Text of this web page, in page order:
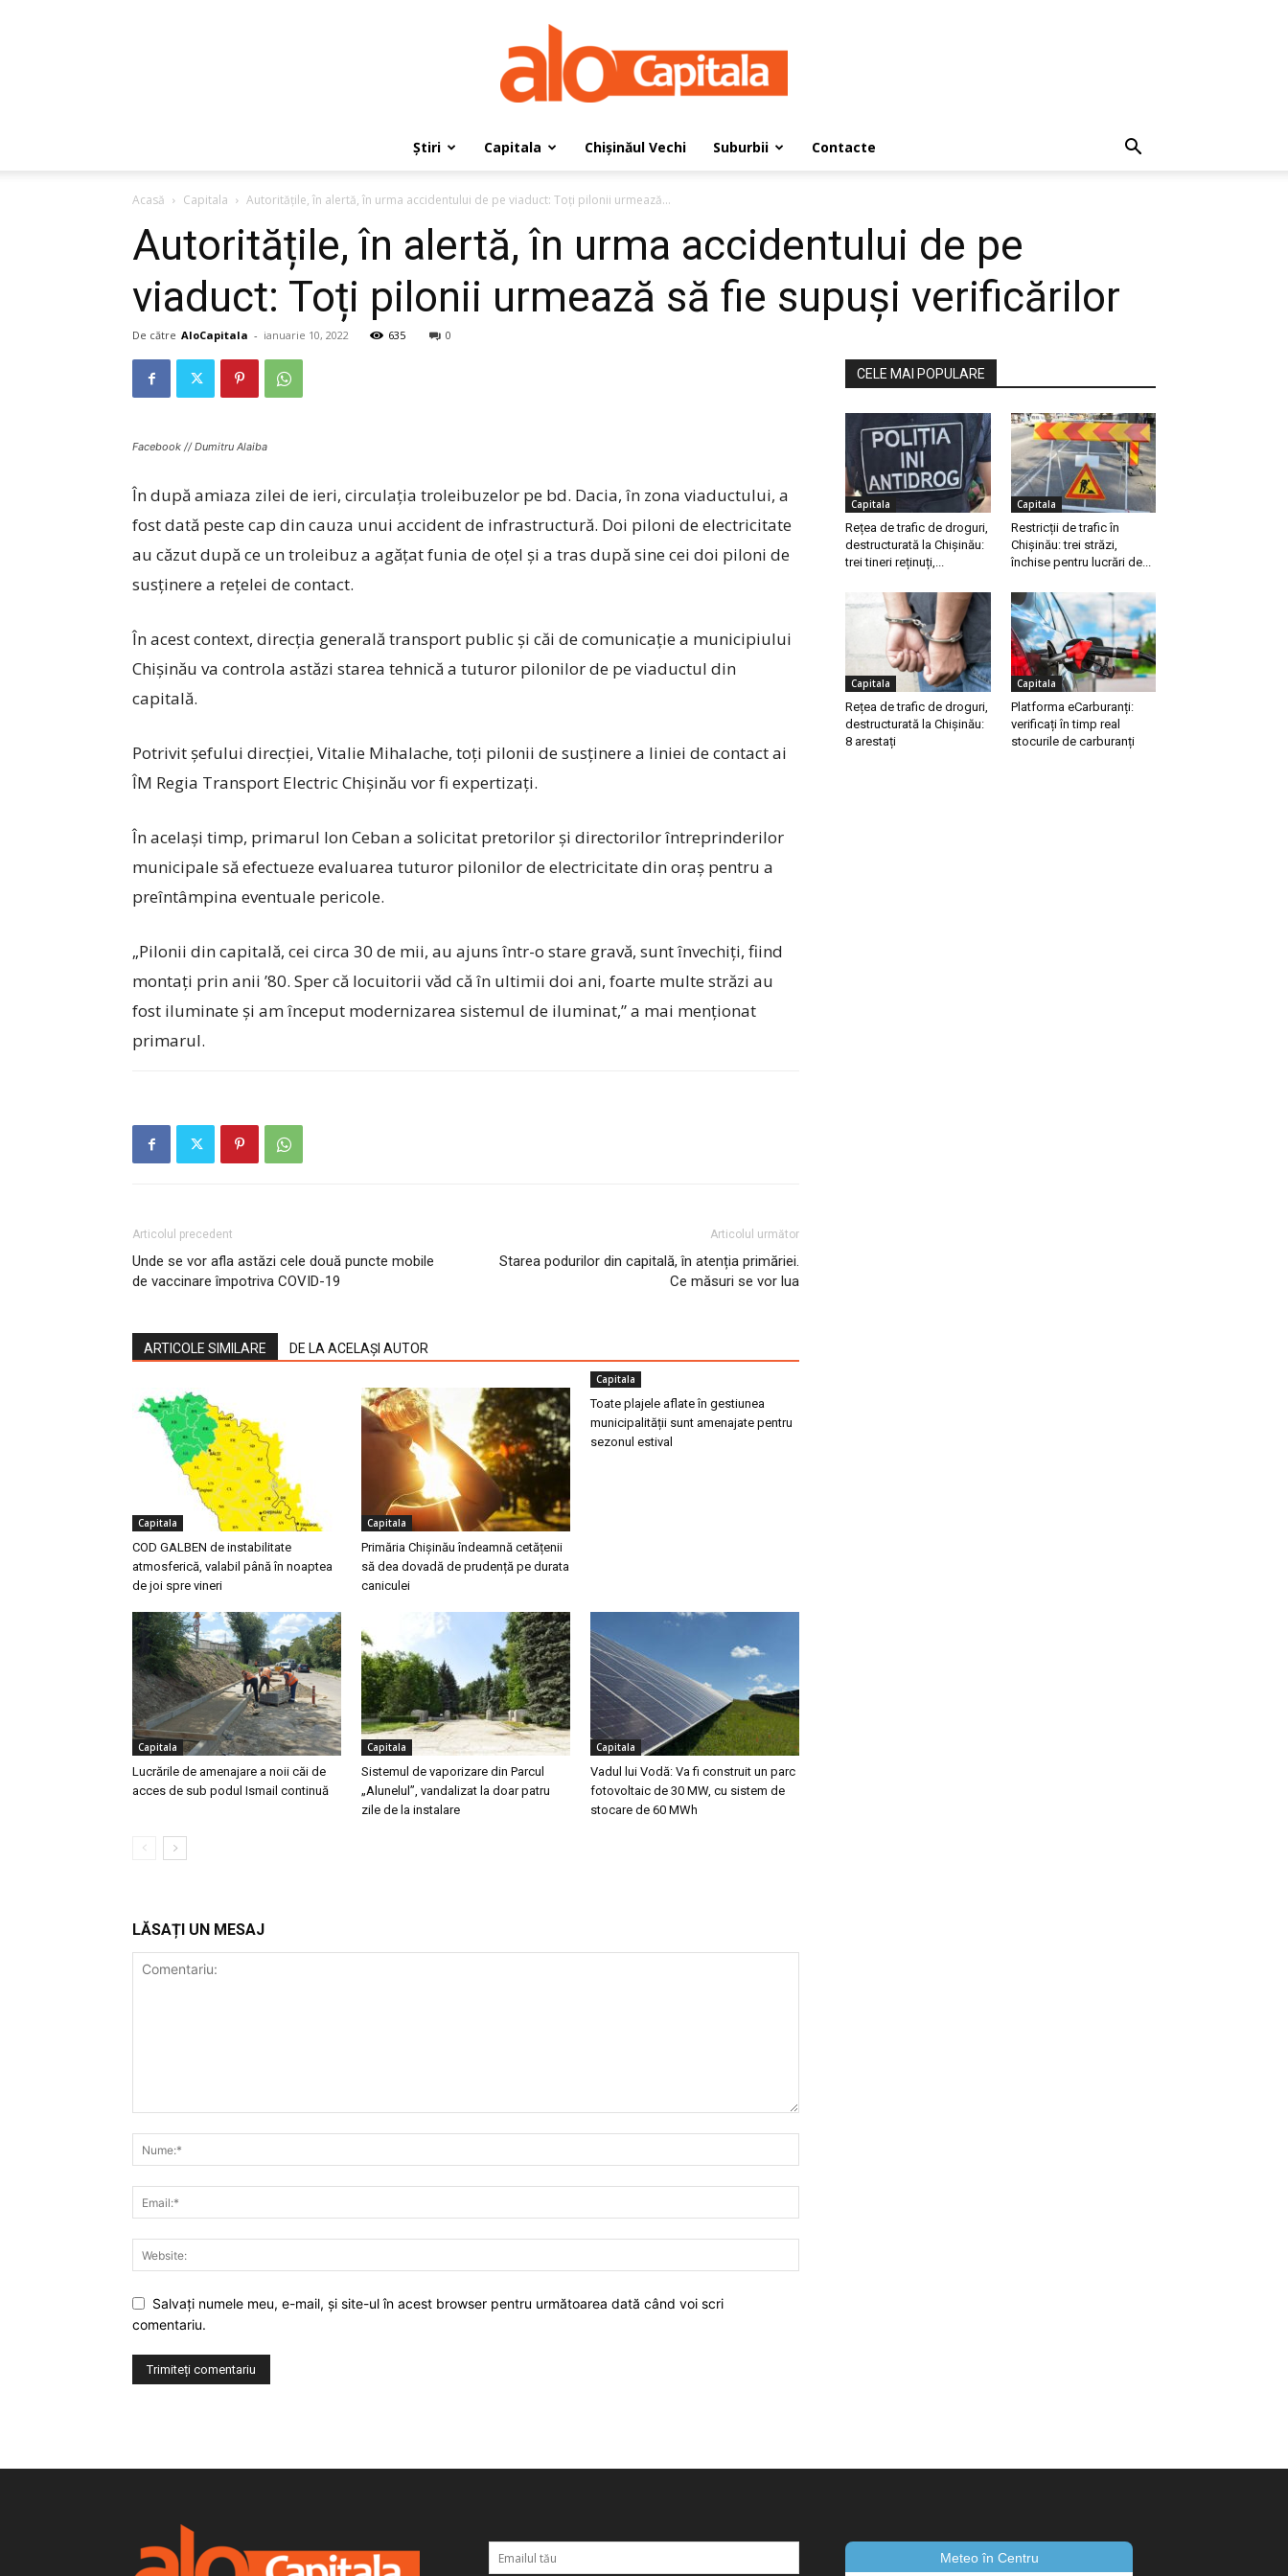
Știri Capitala Chișinăul Vechi Suburbii Contacte
Acasă Capitala Autoritățile, în alertă, în urma accidentului de pe viaduct: Toți pilonii urmează...
Autoritățile, în alertă, în urma accidentului de pe
viaduct: Toți pilonii urmează să fie supuși verificărilor
De către AloCapitala - ianuarie 10, 2022 635 0
Facebook // Dumitru Alaiba
În după amiaza zilei de ieri, circulația troleibuzelor pe bd. Dacia, în zona viaductului, a
fost dată peste cap din cauza unui accident de infrastructură. Doi piloni de electricitate
au căzut după ce un troleibuz a agățat funia de oțel și a tras după sine cei doi piloni de
susținere a rețelei de contact.
În acest context, direcția generală transport public și căi de comunicație a municipiului
Chișinău va controla astăzi starea tehnică a tuturor pilonilor de pe viaductul din
capitală.
Potrivit șefului direcției, Vitalie Mihalache, toți pilonii de susținere a liniei de contact ai
ÎM Regia Transport Electric Chișinău vor fi expertizați.
În același timp, primarul Ion Ceban a solicitat pretorilor și directorilor întreprinderilor
municipale să efectueze evaluarea tuturor pilonilor de electricitate din oraș pentru a
preîntâmpina eventuale pericole.
„Pilonii din capitală, cei circa 30 de mii, au ajuns într-o stare gravă, sunt învechiți, fiind
montați prin anii ’80. Sper că locuitorii văd că în ultimii doi ani, foarte multe străzi au
fost iluminate și am început modernizarea sistemul de iluminat,” a mai menționat
primarul.
Articolul precedent
Unde se vor afla astăzi cele două puncte mobile
de vaccinare împotriva COVID-19
Articolul următor
Starea podurilor din capitală, în atenția primăriei.
Ce măsuri se vor lua
ARTICOLE SIMILARE DE LA ACELAȘI AUTOR
Capitala
COD GALBEN de instabilitate
atmosferică, valabil până în noaptea
de joi spre vineri
Capitala
Primăria Chișinău îndeamnă cetățenii
să dea dovadă de prudență pe durata
caniculei
Capitala
Toate plajele aflate în gestiunea
municipalității sunt amenajate pentru
sezonul estival
Capitala
Lucrările de amenajare a noii căi de
acces de sub podul Ismail continuă
Capitala
Sistemul de vaporizare din Parcul
„Alunelul”, vandalizat la doar patru
zile de la instalare
Capitala
Vadul lui Vodă: Va fi construit un parc
fotovoltaic de 30 MW, cu sistem de
stocare de 60 MWh
LĂSAȚI UN MESAJ
Salvaţi numele meu, e-mail, şi site-ul în acest browser pentru următoarea dată când voi scri
comentariu.
CELE MAI POPULARE
Capitala
Rețea de trafic de droguri,
destructurată la Chișinău:
trei tineri reținuți,...
Capitala
Restricții de trafic în
Chișinău: trei străzi,
închise pentru lucrări de...
Capitala
Rețea de trafic de droguri,
destructurată la Chișinău:
8 arestați
Capitala
Platforma eCarburanți:
verificați în timp real
stocurile de carburanți
Meteo în Centru